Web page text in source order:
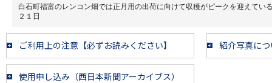
白石町福富のレンコン畑では正月用の出荷に向けて収穫がピークを迎えてい
２１日
ご利用上の注意【必ずお読みください】 紹介写真に
使用申し込み（西日本新聞アーカイブス）